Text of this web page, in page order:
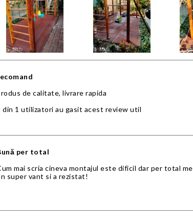
de calitate, livrare rapida
din 1 utilizatori au gasit acest review util
per total
mai scria cineva montajul este dificil dar per total
super vant si a rezistat!